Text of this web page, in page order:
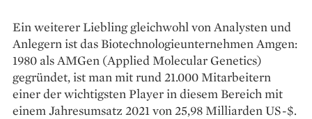
Ein weiterer Liebling gleichwohl von Analysten und
Anlegern ist das Biotechnologieunternehmen Amgen:
1980 als AMGen (Applied Molecular Genetics)
gegründet, ist man mit rund 21.000 Mitarbeitern
einer der wichtigsten Player in diesem Bereich mit
einem Jahresumsatz 2021 von 25,98 Milliarden US-$.